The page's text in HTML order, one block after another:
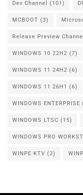
Dev Channel (101)
MCBOOT (3)
Release Preview Channel
WINDOWS 10 22H2 (7)
WINDOWS 11 24H2 (6)
WINDOWS 11 26H1 (6)
WINDOWS ENTERPRISE
WINDOWS LTSC (15)
WINDOWS PRO
WINPE KTV (2)